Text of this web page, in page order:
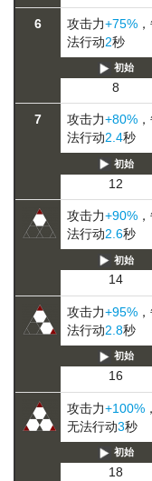
6 攻击力+75%
法行动2秒
初始
8
7 攻击力+80%
法行动2.4秒
初始
12
攻击力+90%
法行动2.6秒
初始
14
攻击力+95%
法行动2.8秒
初始
16
攻击力+100%
无法行动3秒
初始
18